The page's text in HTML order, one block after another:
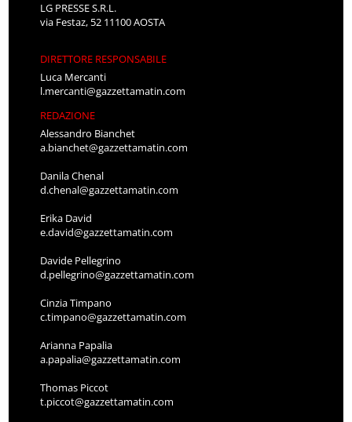
LG PRESSE S.R.L.
via Festaz, 52 11100 AOSTA
DIRETTORE RESPONSABILE
Luca Mercanti
l.mercanti@gazzettamatin.com
REDAZIONE
Alessandro Bianchet
a.bianchet@gazzettamatin.com
Danila Chenal
d.chenal@gazzettamatin.com
Erika David
e.david@gazzettamatin.com
Davide Pellegrino
d.pellegrino@gazzettamatin.com
Cinzia Timpano
c.timpano@gazzettamatin.com
Arianna Papalia
a.papalia@gazzettamatin.com
Thomas Piccot
t.piccot@gazzettamatin.com